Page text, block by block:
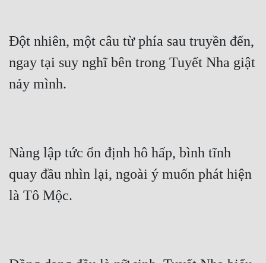
Đột nhiên, một câu từ phía sau truyền đến,
ngay tại suy nghĩ bên trong Tuyết Nha giật
nảy mình.
Nàng lập tức ổn định hô hấp, bình tĩnh
quay đầu nhìn lại, ngoài ý muốn phát hiện
là Tô Mộc.